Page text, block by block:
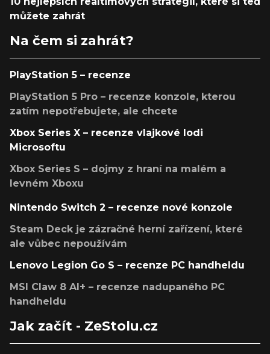
můžete zahrát
Na čem si zahrát?
PlayStation 5 – recenze
PlayStation 5 Pro – recenze konzole, kterou
zatím nepotřebujete, ale chcete
Xbox Series X – recenze vlajkové lodi
Microsoftu
Xbox Series S – dojmy z hraní na malém a
levném Xboxu
Nintendo Switch 2 – recenze nové konzole
Steam Deck je zázračné herní zařízení, které
ale vůbec nepoužívám
Lenovo Legion Go S – recenze PC handheldu
MSI Claw 8 AI+ – recenze nadupaného PC
handheldu
Jak začít - ZeStolu.cz